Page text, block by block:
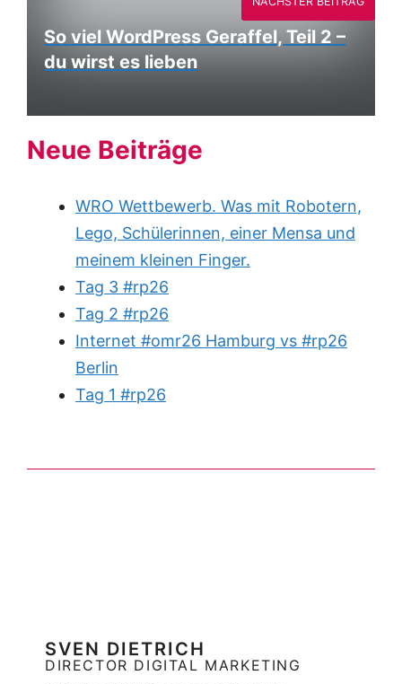
So viel WordPress Geraffel, Teil 2 –
du wirst es lieben
Neue Beiträge
WRO Wettbewerb. Was mit Robotern,
Lego, Schülerinnen, einer Mensa und
meinem kleinen Finger.
Tag 3 #rp26
Tag 2 #rp26
Internet #omr26 Hamburg vs #rp26
Berlin
Tag 1 #rp26
SVEN DIETRICH
DIRECTOR DIGITAL MARKETING